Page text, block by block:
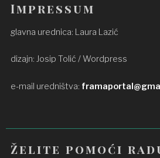
Impressum
glavna urednica: Laura Lazić
dizajn: Josip Tolić / Wordpress
e-mail uredništva:
Želite pomoći